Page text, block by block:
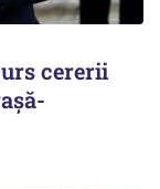
cererii